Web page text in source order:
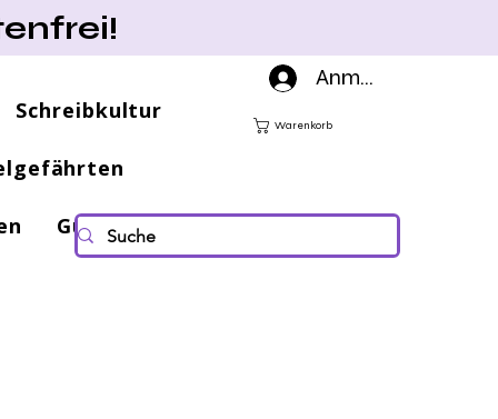
Schreibkultur
Gutscheine
Anmelden
Warenkorb